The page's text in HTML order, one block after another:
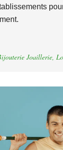
Joaillerie,